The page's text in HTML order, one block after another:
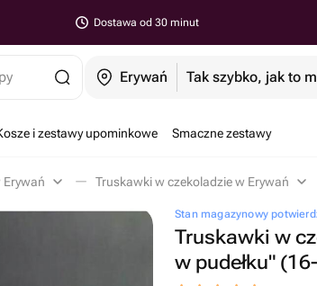
Dostawa od 30 minut
Erywań Tak szybko, jak to
i zestawy upominkowe Smaczne zestawy
Erywań Truskawki w czekoladzie w Erywań
Stan magazynowy
Truskawki w
w pudełku"